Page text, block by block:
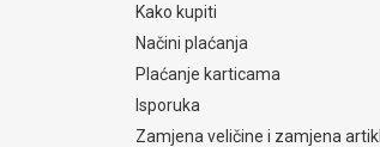
Kako kupiti
Načini plaćanja
Plaćanje karticama
Isporuka
Zamjena veličine i zamjena